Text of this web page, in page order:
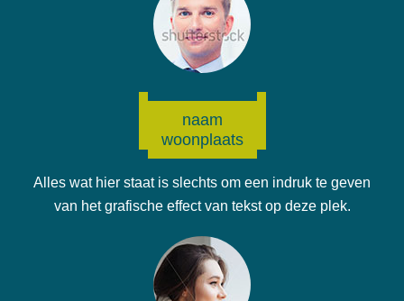
naam
woonplaats
Alles wat hier staat is slechts om een indruk te geven
van het grafische effect van tekst op deze plek.